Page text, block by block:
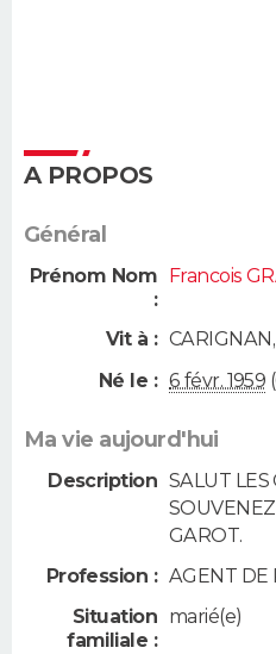
A PROPOS
Général
Prénom Nom
:
Francois
Vit à : CARIGNAN,
Né le : 6 févr. 1959
Ma vie aujourd'hui
Description SALUT LES
GAROT.
Profession : AGENT
Situation
familiale :
marié(e)